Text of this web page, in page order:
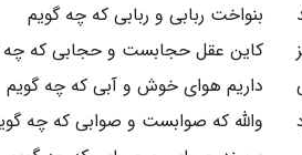
بنواخت ربابی و ربابی که چه گویم
کاین عقل حجابست و حجابی که چه
داریم هوای خوش و آبی که چه گویم
والله که صوابست و صوابی که چه